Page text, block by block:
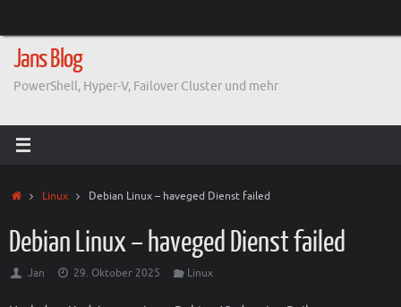
springen
Jans Blog
PowerShell, Hyper-V, Failover Cluster und mehr
StartLinux Debian Linux – haveged Dienst failed
Debian Linux – haveged Dienst failed
Jan 29. Oktober 2025 Linux